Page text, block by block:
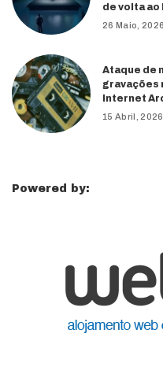
de volta ao
26 Maio, 2026
Ataque de
gravações
Internet
15 Abril, 2026
Powered by: